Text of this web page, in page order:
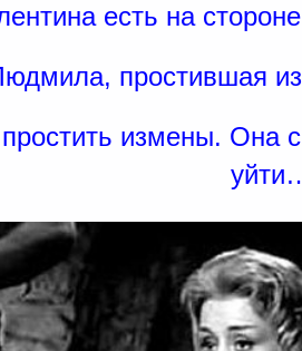
есть на
простившая
измены. Она